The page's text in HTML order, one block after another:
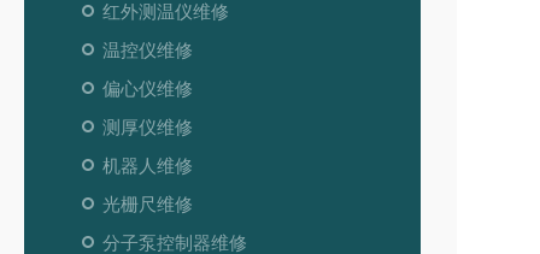
红外测温仪维修
温控仪维修
偏心仪维修
测厚仪维修
机器人维修
光栅尺维修
分子泵控制器维修